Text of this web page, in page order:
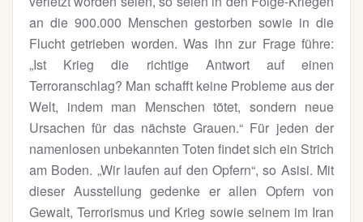
an die 900.000 Menschen gestorben sowie in die
Flucht getrieben worden. Was ihn zur Frage führe:
„Ist Krieg die richtige Antwort auf einen
Terroranschlag? Man schafft keine Probleme aus der
Welt, indem man Menschen tötet, sondern neue
Ursachen für das nächste Grauen.“ Für jeden der
namenlosen unbekannten Toten findet sich ein Strich
am Boden. „Wir laufen auf den Opfern“, so Asisi. Mit
dieser Ausstellung gedenke er allen Opfern von
Gewalt, Terrorismus und Krieg sowie seinem im Iran